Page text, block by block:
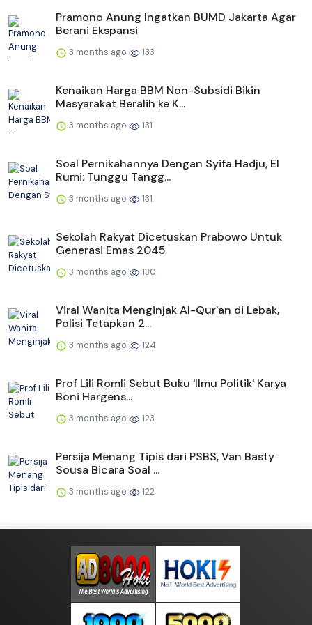
Pramono Anung Ingatkan BUMD Jakarta Agar
Berani Ekspansi
3 months ago 133
Kenaikan Harga BBM Non-Subsidi Bikin
Masyarakat Beralih ke K...
3 months ago 131
Soal Pernikahannya Dengan Syifa Hadju, El
Rumi: Tunggu Tangg...
3 months ago 131
Sekolah Rakyat Dicetuskan Prabowo Untuk
Generasi Emas 2045
3 months ago 130
Viral Wanita Menginjak Al-Qur'an di Lebak,
Polisi Tetapkan 2...
3 months ago 124
Prof Lili Romli Sebut Buku 'Ilmu Politik' Karya
Boni Hargens...
3 months ago 123
Persija Menang Tipis dari PSBS, Van Basty
Sousa Bicara Soal ...
3 months ago 122